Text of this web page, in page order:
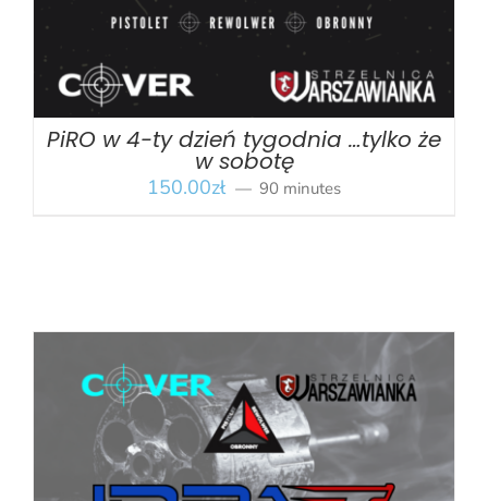
PiRO w 4-ty dzień tygodnia …tylko że
w sobotę
150.00zł 90 minutes